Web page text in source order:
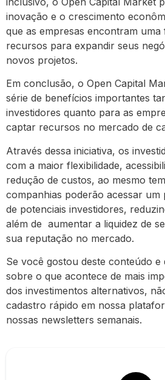
inovação e o crescimento
que as empresas encontram uma
recursos para expandir seus
novos projetos.
Em conclusão, o Open Capital
série de benefícios importantes
investidores quanto para as
captar recursos no mercado de
Através dessa iniciativa, os
com a maior flexibilidade,
redução de custos, ao mesmo
companhias poderão acessar um
de potenciais investidores,
além de aumentar a liquidez de
sua reputação no mercado.
Se você gostou deste conteúdo e
sobre o que acontece de mais
dos investimentos alternativos,
cadastro rápido em nossa
nossas newsletters semanais.